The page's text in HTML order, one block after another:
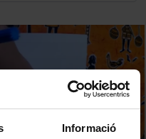
Informació